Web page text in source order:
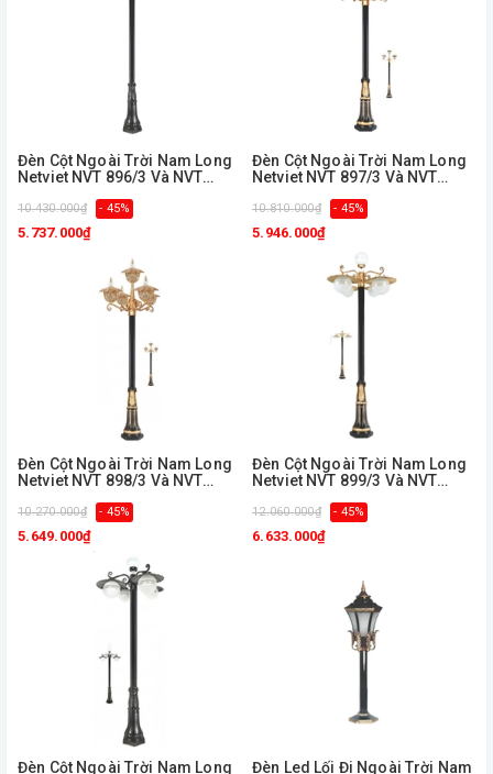
Đèn Cột Ngoài Trời Nam Long
Netviet NVT 896/3 Và NVT
10.430.000₫ - 45%
5.737.000₫
Đèn Cột Ngoài Trời Nam Long
Netviet NVT 897/3 Và NVT
10.810.000₫ - 45%
5.946.000₫
Đèn Cột Ngoài Trời Nam Long
Netviet NVT 898/3 Và NVT
10.270.000₫ - 45%
5.649.000₫
Đèn Cột Ngoài Trời Nam Long
Netviet NVT 899/3 Và NVT
12.060.000₫ - 45%
6.633.000₫
Đèn Cột Ngoài Trời Nam Long Đèn Led Lối Đi Ngoài Trời Nam